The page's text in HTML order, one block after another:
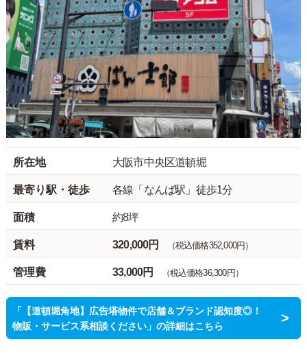
所在地 大阪市中央区道頓堀
最寄り駅・徒歩 各線「なんば駅」徒歩1分
面積 約8坪
賃料 320,000円 （税込価格352,000円）
管理費 33,000円 （税込価格36,300円）
「【道頓堀角地】広告塔物件で店舗＆ブランド認知度◎！
物販・サービス系相談ください」の詳細はこちら